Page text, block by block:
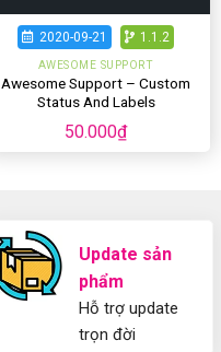
2020-09-21 1.1.2
AWESOME SUPPORT
Awesome Support – Custom
Status And Labels
50.000₫
Update sản
phẩm
Hỗ trợ update
trọn đời